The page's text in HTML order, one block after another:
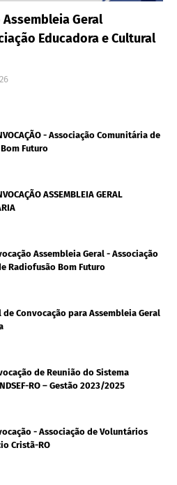
Geral
Educadora e Cultural
- Associação Comunitária de
Futuro
ASSEMBLEIA GERAL
Assembleia Geral - Associação
Radiofusão Bom Futuro
de Convocação para Assembleia Geral
de Reunião do Sistema
RO – Gestão 2023/2025
- Associação de Voluntários
Cristã-RO